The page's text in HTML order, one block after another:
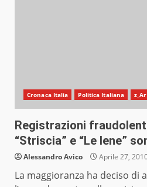
Cronaca Italia Politica Italiana
Registrazioni
“Striscia” e “Le Iene”
Alessandro Avico Aprile 27,
La maggioranza ha deciso di